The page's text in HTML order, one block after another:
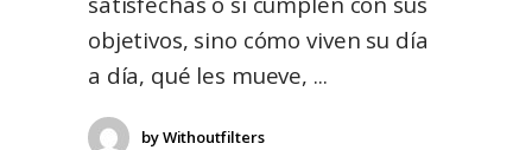
objetivos, sino cómo viven su día
a día, qué les mueve,
byWithoutfilters